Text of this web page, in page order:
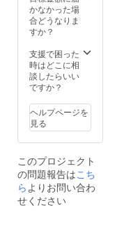
延、緊
急時を
をさせ
ていた
だきま
kg以上
のご注
文にな
ります
ご購入
者の希
望の日
にちで
手配を
させて
いただ
きま
す。(配
かなかった場
合どうなりま
すか？
支援で困った
時はどこに相
談したらいい
ですか？
ヘルプページを
見る
このプロジェクト
の問題報告はこち
ら よりお問い合わ
せください